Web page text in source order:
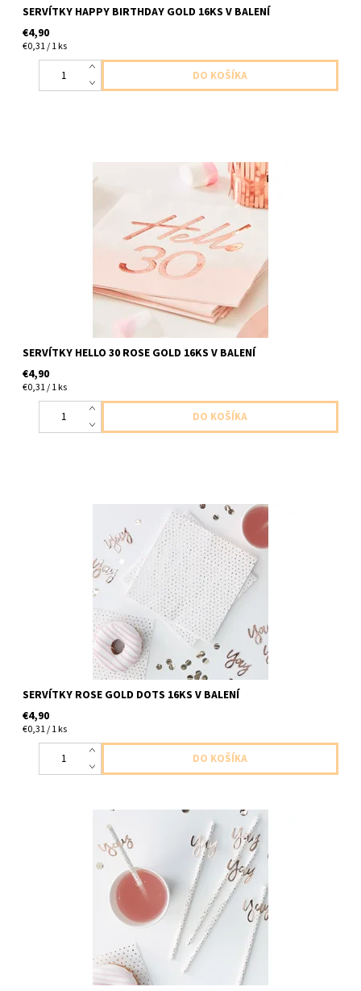
SERVÍTKY HAPPY BIRTHDAY GOLD 16KS V BALENÍ
€4,90
€0,31 / 1 ks
papierove servitkys cislom 30 ruzovo zlate 2-vrstvove 16ks v
balení velkost 33x33cm
SERVÍTKY HELLO 30 ROSE GOLD 16KS V BALENÍ
€4,90
€0,31 / 1 ks
papierove servitky biele s ruzovo zlatymi bodkami 3vrstvove
16ks v balení velkost 33x33cm 3 vrstvové
SERVÍTKY ROSE GOLD DOTS 16KS V BALENÍ
€4,90
€0,31 / 1 ks
Papierové slamky biele s bodkami a napisom ,,jaj,, ruzovozlatej
16ks v baleni velkost 20cm